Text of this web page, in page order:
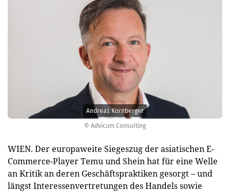
© Advicum Consulting
Andreas Kornberger
WIEN. Der europaweite Siegeszug der asiatischen E-
Commerce-Player Temu und Shein hat für eine Welle
an Kritik an deren Geschäftspraktiken gesorgt – und
längst Interessenvertretungen des Handels sowie